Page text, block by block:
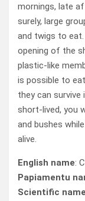
mornings, late
surely, large
and twigs to
opening of the
plastic-like
is possible to
they can
short-lived, you
and bushes
alive.
English name:
Papiamentu
Scientific name